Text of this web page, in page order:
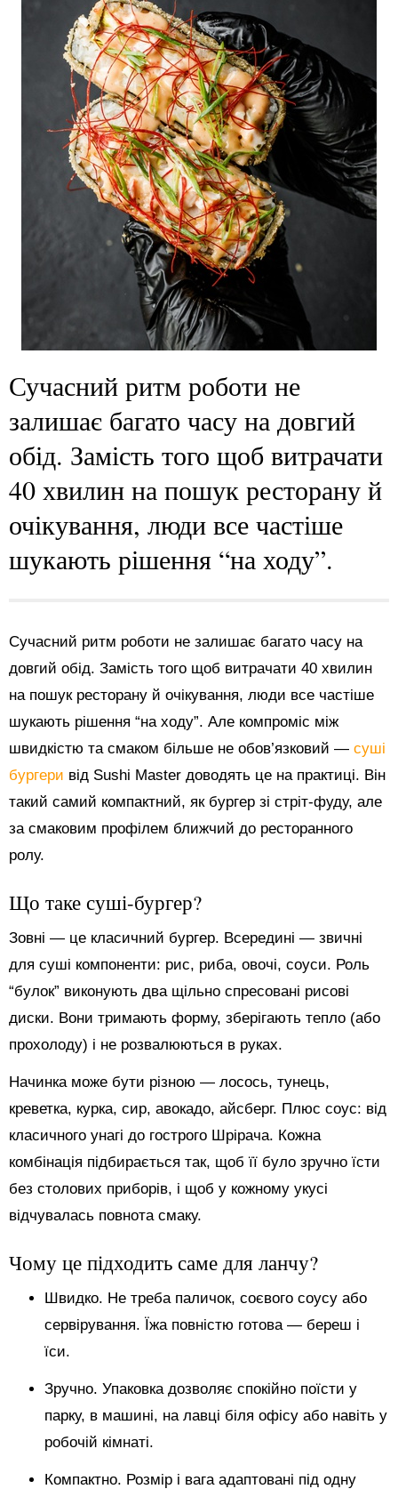
Сучасний ритм роботи не
залишає багато часу на довгий
обід. Замість того щоб витрачати
40 хвилин на пошук ресторану й
очікування, люди все частіше
шукають рішення “на ходу”.
Сучасний ритм роботи не залишає багато часу на
довгий обід. Замість того щоб витрачати 40 хвилин
на пошук ресторану й очікування, люди все частіше
шукають рішення “на ходу”. Але компроміс між
швидкістю та смаком більше не обов’язковий — суші
бургери від Sushi Master доводять це на практиці. Він
такий самий компактний, як бургер зі стріт-фуду, але
за смаковим профілем ближчий до ресторанного
ролу.
Що таке суші-бургер?
Зовні — це класичний бургер. Всередині — звичні
для суші компоненти: рис, риба, овочі, соуси. Роль
“булок” виконують два щільно спресовані рисові
диски. Вони тримають форму, зберігають тепло (або
прохолоду) і не розвалюються в руках.
Начинка може бути різною — лосось, тунець,
креветка, курка, сир, авокадо, айсберг. Плюс соус: від
класичного унагі до гострого Шрірача. Кожна
комбінація підбирається так, щоб її було зручно їсти
без столових приборів, і щоб у кожному укусі
відчувалась повнота смаку.
Чому це підходить саме для ланчу?
Швидко. Не треба паличок, соєвого соусу або
сервірування. Їжа повністю готова — береш і
їси.
Зручно. Упаковка дозволяє спокійно поїсти у
парку, в машині, на лавці біля офісу або навіть у
робочій кімнаті.
Компактно. Розмір і вага адаптовані під одну